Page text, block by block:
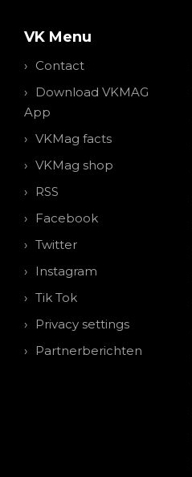
VK Menu
Contact
Download VKMAG
App
VKMag facts
VKMag shop
RSS
Facebook
Twitter
Instagram
Tik Tok
Privacy settings
Partnerberichten